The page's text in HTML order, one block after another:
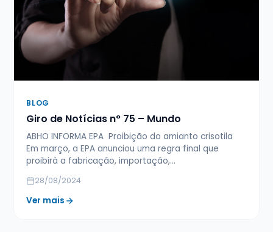
BLOG
Giro de Notícias n° 75 – Mundo
ABHO INFORMA EPA Proibição do amianto crisotila
Em março, a EPA anunciou uma regra final que
proibirá a fabricação, importação,…
28/08/2024
Ver mais